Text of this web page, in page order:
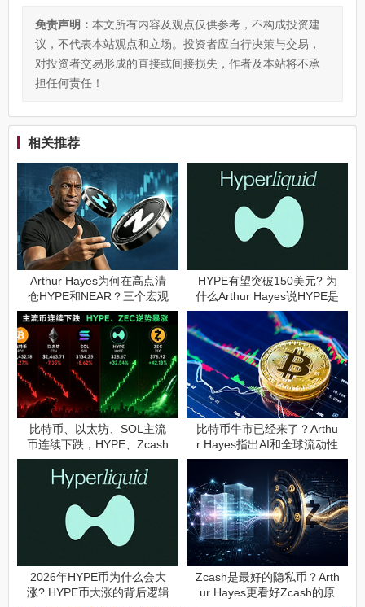
免责声明： 本文所有内容及观点仅供参考，不构成投资建
议，不代表本站观点和立场。投资者应自行决策与交易，
对投资者交易形成的直接或间接损失，作者及本站将不承
担任何责任！
相关推荐
Arthur Hayes为何在高点清
仓HYPE和NEAR？三个宏观
信号提前预警
HYPE有望突破150美元? 为
什么Arthur Hayes说HYPE是
最强山寨币?
比特币、以太坊、SOL主流
币连续下跌，HYPE、Zcash
为什么逆势暴涨？
比特币牛市已经来了？Arthu
r Hayes指出AI和全球流动性
是关键
2026年HYPE币为什么会大
涨? HYPE币大涨的背后逻辑
Zcash是最好的隐私币？Arth
ur Hayes更看好Zcash的原